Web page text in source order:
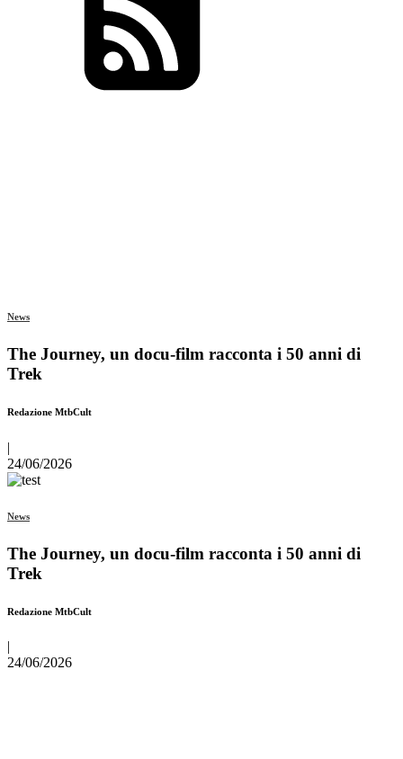
News
The Journey, un docu-film racconta i 50 anni di
Trek
Redazione MtbCult
|
24/06/2026
News
The Journey, un docu-film racconta i 50 anni di
Trek
Redazione MtbCult
24/06/2026